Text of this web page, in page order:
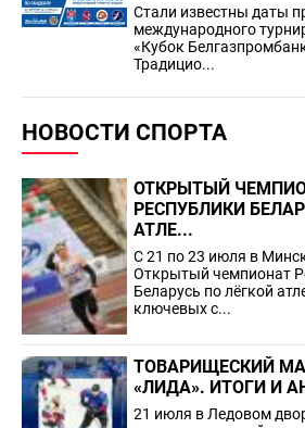
Стали известны даты
международного
«Кубок
Традицио...
НОВОСТИ СПОРТА
ОТКРЫТЫЙ
РЕСПУБЛИКИ
АТЛЕ...
С 21 по 23 июля в
Открытый чемпионат
Беларусь по лёгкой
ключевых с...
ТОВАРИЩЕСКИЙ
«ЛИДА». ИТОГИ И
21 июля в Ледовом